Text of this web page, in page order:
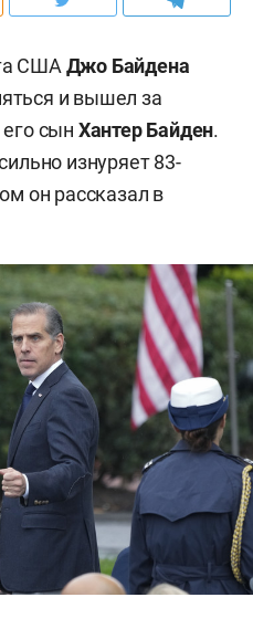
СШАДжо Байдена
и вышел за
сын Хантер Байден.
изнуряет 83-
он рассказал в